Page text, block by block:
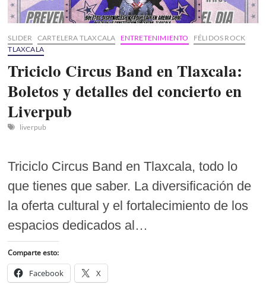
SLIDER CARTELERA TLAXCALA ENTRETENIMIENTO
FÉLIDOS ROCK
TLAXCALA
Triciclo Circus Band en Tlaxcala:
Boletos y detalles del concierto en
Liverpub
liverpub
Triciclo Circus Band en Tlaxcala, todo lo
que tienes que saber. La diversificación de
la oferta cultural y el fortalecimiento de los
espacios dedicados al…
Comparte esto:
Facebook X